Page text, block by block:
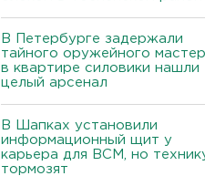
В Петербурге задержали
тайного оружейного
в квартире силовики нашли
целый арсенал
В Шапках установили
информационный щит у
карьера для ВСМ, но
тормозят